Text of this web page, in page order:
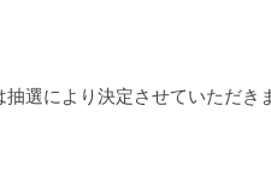
選により決定させていただきま